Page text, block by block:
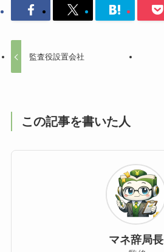
監査役設置会社
この記事を書いた人
マネ辞局長